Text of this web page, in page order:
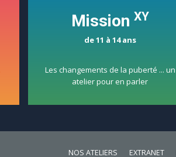
Mission XY
de 11 à 14 ans
Les changements de la puberté ... un
atelier pour en parler
NOS ATELIERS EXTRANET